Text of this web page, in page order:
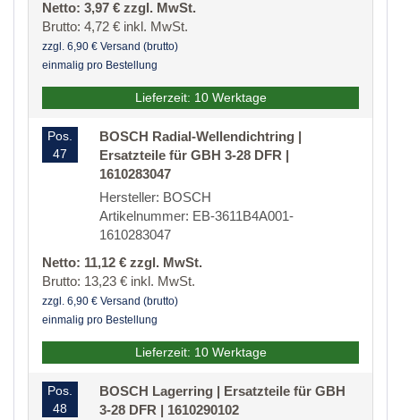
Netto: 3,97 € zzgl. MwSt.
Brutto: 4,72 € inkl. MwSt.
zzgl. 6,90 € Versand (brutto)
einmalig pro Bestellung
Lieferzeit: 10 Werktage
Pos.
47
BOSCH Radial-Wellendichtring |
Ersatzteile für GBH 3-28 DFR |
1610283047
Hersteller: BOSCH
Artikelnummer: EB-3611B4A001-
1610283047
Netto: 11,12 € zzgl. MwSt.
Brutto: 13,23 € inkl. MwSt.
zzgl. 6,90 € Versand (brutto)
einmalig pro Bestellung
Lieferzeit: 10 Werktage
Pos.
48
BOSCH Lagerring | Ersatzteile für GBH
3-28 DFR | 1610290102